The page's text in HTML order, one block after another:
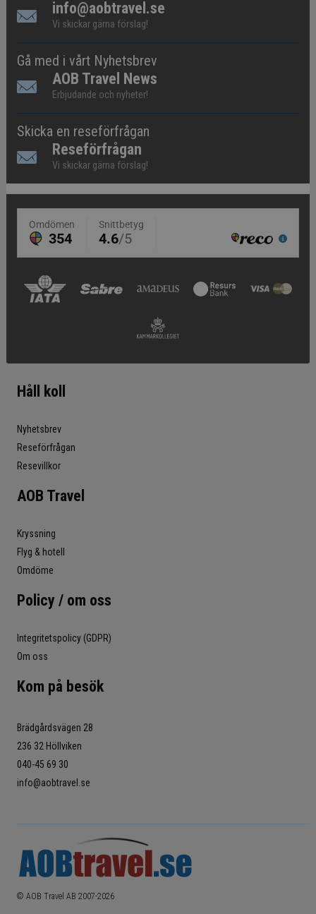
info@aobtravel.se
Vi skickar gärna förslag!
Gå med i vårt Nyhetsbrev
AOB Travel News
Erbjudande och nyheter!
Skicka en reseförfrågan
Reseförfrågan
Vi skickar gärna förslag!
Håll koll
Nyhetsbrev
Reseförfrågan
Resevillkor
AOB Travel
Kryssning
Flyg & hotell
Omdöme
Policy / om oss
Integritetspolicy (GDPR)
Om oss
Kom på besök
Brädgårdsvägen 28
236 32 Höllviken
040-45 69 30
info@aobtravel.se
© AOB Travel AB 2007-2026